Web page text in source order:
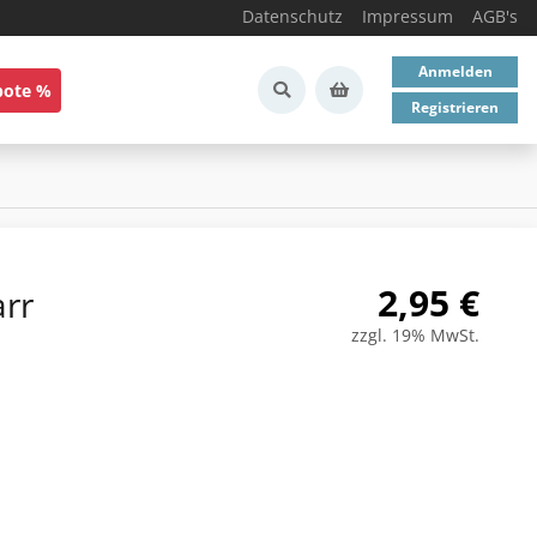
Datenschutz Impressum AGB's
%
Anmelden
Registrieren
2,95 €
zzgl. 19% MwSt.